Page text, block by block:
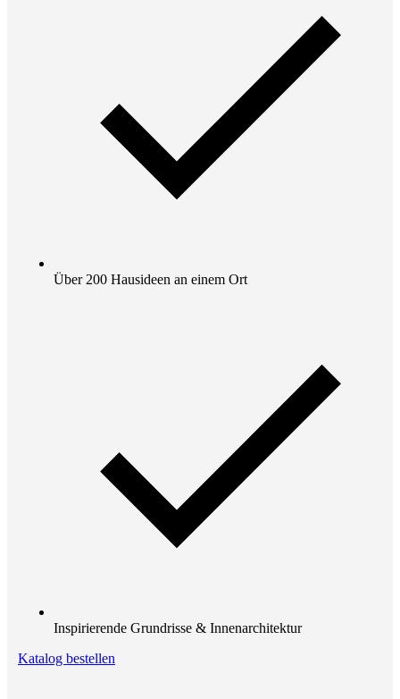
Über 200 Hausideen an einem Ort
Inspirierende Grundrisse & Innenarchitektur
Katalog bestellen